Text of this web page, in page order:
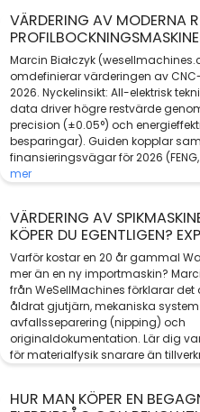
VÄRDERING AV MODERNA
Marcin Białczyk
omdefinierar värderingen av
2026. Nyckelinsikt: All-elektrisk
data driver högre restvärde
precision (±0.05°) och
besparingar). Guiden kopplar
finansieringsvägar för 2026
mer
VÄRDERING AV
KÖPER DU EGENTLIGEN?
Varför kostar en 20 år gammal
mer än en ny importmaskin?
från WeSellMachines förklarar
åldrat gjutjärn, mekaniska
avfallsseparering (nipping) och
originaldokumentation. Lär dig
för materialfysik snarare än
HUR MAN KÖPER EN